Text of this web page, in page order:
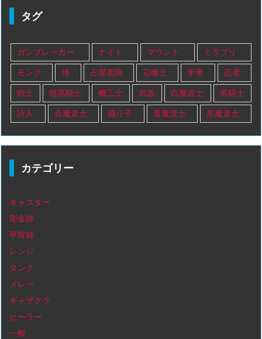
タグ
ガンブレーカー ナイト マウント ミラプリ
モンク 侍 占星術師 召喚士 学者 忍者
戦士 暗黒騎士 機工士 武器 白魔道士 竜騎士
詩人 赤魔道士 踊り子 青魔道士 黒魔道士
カテゴリー
キャスター
彫金師
甲冑師
レンジ
タンク
メレー
ギャザクラ
ヒーラー
一般